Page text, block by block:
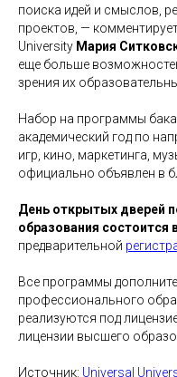
поиска идей и смыслов,
проектов, —
University Мария
еще больше
зрения их
Набор на программы
академический год по
игр, кино, маркетинга,
официально объявлен в
День открытых дверей
образования состоится
предварительной
Все программы
профессионального
реализуются под
лицензии высшего
Источник: Universal
Программы
Работы студентов
Блог
Политика
Публичная оферта
Способы оплаты и
денежных средств
образовательной
«Универсальный